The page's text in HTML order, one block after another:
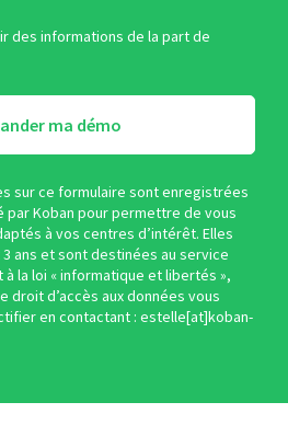
des informations de la part de
ma démo
sur ce formulaire sont enregistrées
par Koban pour permettre de vous
à vos centres d’intérêt. Elles
ans et sont destinées au service
la loi « informatique et libertés »,
droit d’accès aux données vous
en contactant : estelle[at]koban-